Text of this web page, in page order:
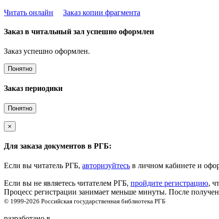
Читать онлайн Заказ копии фрагмента
Заказ в читальный зал успешно оформлен
Заказ успешно оформлен.
Понятно
Заказ периодики
Понятно
×
Для заказа документов в РГБ:
Если вы читатель РГБ, авторизуйтесь в личном кабинете и
Если вы не являетесь читателем РГБ, пройдите регистрацию,
Процесс регистрации занимает меньше минуты. После
© 1999-2026 Российская государственная библиотека РГБ